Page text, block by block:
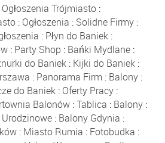
Trójmiasto :
: Ogłoszenia : Solidne Firmy :
: Płyn do Baniek:
: Party Shop : Bańki Mydlane :
do Baniek : Kijki do Baniek :
: Panorama Firm : Balony :
do Baniek: Oferty Pracy:
Balonów:Tablica : Balony:
: Balony Gdynia :
: Miasto Rumia : Fotobudka :